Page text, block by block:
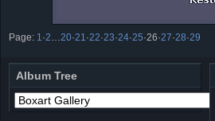
Page: 1 ·2 20·21 ·22·23·24·25·26·27·28·29
Album Tree